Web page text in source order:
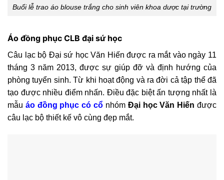
Buổi lễ trao áo blouse trắng cho sinh viên khoa dược tại trường
Áo đồng phục CLB đại sứ học
Câu lạc bộ Đại sứ học Văn Hiến được ra mắt vào ngày 11
tháng 3 năm 2013, được sự giúp đỡ và định hướng của
phòng tuyển sinh. Từ khi hoạt động và ra đời cả tập thể đã
tạo được nhiều điểm nhấn. Điều đặc biệt ấn tượng nhất là
mẫu áo đồng phục có cổ nhómĐại học Văn Hiến được
câu lạc bộ thiết kế vô cùng đẹp mắt.